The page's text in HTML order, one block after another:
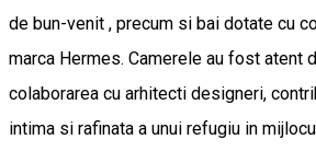
de bun-venit , precum si bai dotate cu
marca Hermes. Camerele au fost atent
colaborarea cu arhitecti designeri,
intima si rafinata a unui refugiu in